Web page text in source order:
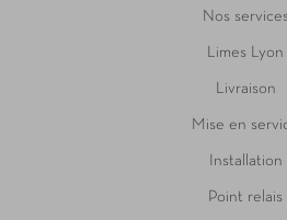
Nos
Limes Lyon
Livraison
Mise en
Installation
Point relais